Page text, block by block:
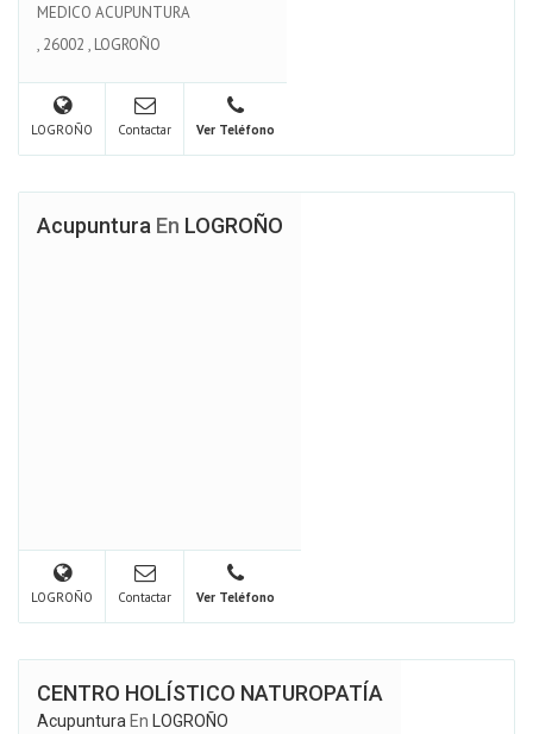
MEDICO ACUPUNTURA
, 26002 , LOGROÑO
LOGROÑO Contactar Ver Teléfono
Acupuntura En LOGROÑO
LOGROÑO Contactar Ver Teléfono
CENTRO HOLÍSTICO NATUROPATÍA
Acupuntura En LOGROÑO